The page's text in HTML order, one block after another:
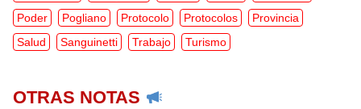
Poder
Pogliano Protocolo Protocolos
Provincia
Salud
Sanguinetti Trabajo Turismo
OTRAS NOTAS